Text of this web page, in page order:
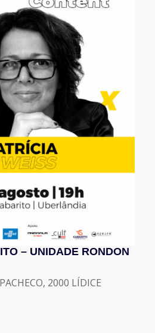
– UNIDADE RONDON
2000 LÍDICE